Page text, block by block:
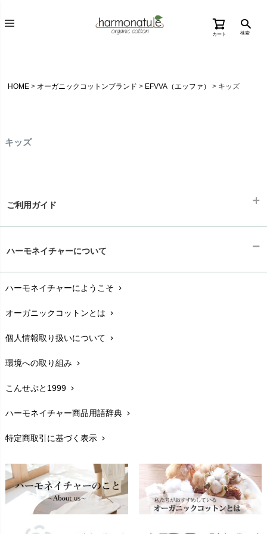
カート 検索
HOME オーガニックコットンブランド EFVVA（エッファ） キッズ
キッズ
ご利用ガイド
配送と送料chevron_right
在庫状況と発送予定chevron_right
サイズ・寸法chevron_right
生地・素材chevron_right
お手入れについて
レビューを書こうchevron_right
返品交換chevron_right
FAXでのご注文
お問い合わせchevron_right
ハーモネイチャーについて
ハーモネイチャーにようこそ chevron_right
オーガニックコットンとは chevron_right
個人情報取り扱いについて chevron_right
環境への取り組み chevron_right
こんせぷと1999 chevron_right
ハーモネイチャー商品用語辞典 chevron_right
特定商取引に基づく表示 chevron_right